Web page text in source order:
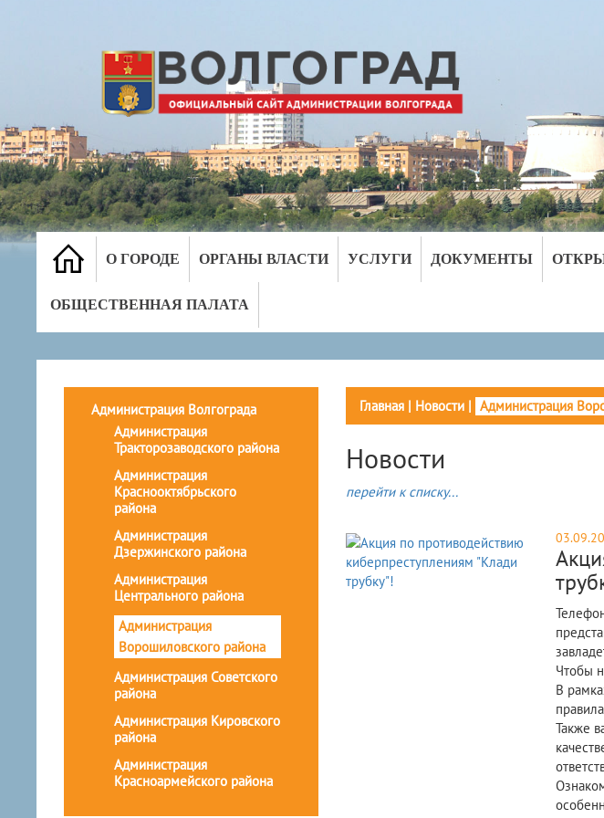
О ГОРОДЕ ОРГАНЫ ВЛАСТИ УСЛУГИ ДОКУМЕНТЫ
ОБЩЕСТВЕННАЯ ПАЛАТА
Администрация Волгограда
Администрация
Тракторозаводского района
Администрация
Краснооктябрьского
района
Администрация
Дзержинского района
Администрация
Центрального района
Администрация
Ворошиловского района
Администрация Советского
района
Администрация Кировского
района
Администрация
Красноармейского района
Главная| Новости| Администрация
Новости
перейти к списку...
Чтобы
В
Также